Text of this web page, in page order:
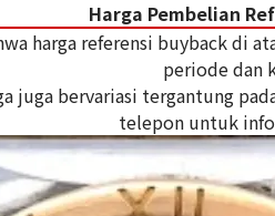
Harga Pembelian
harga referensi buyback di
periode dan
juga bervariasi tergantung
telepon untuk